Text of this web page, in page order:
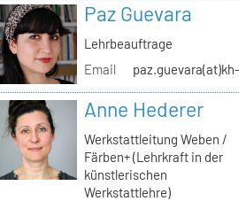
Paz Guevara
Lehrbeauftrage
Email
paz.guevara(at)kh-
Anne Hederer
Werkstattleitung Weben /
Färben+ (Lehrkraft in der
künstlerischen
Werkstattlehre)